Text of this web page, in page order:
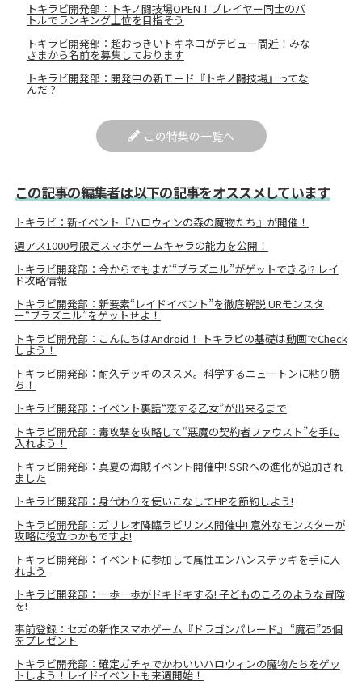
トキラビ開発部：トキノ闘技場OPEN！プレイヤー同士のバ
トルでランキング上位を目指そう
トキラビ開発部：超おっきいトキネコがデビュー間近！みな
さまから名前を募集しております
トキラビ開発部：開発中の新モード『トキノ闘技場』ってな
んだ？
この特集の一覧へ
この記事の編集者は以下の記事をオススメしています
トキラビ：新イベント『ハロウィンの森の魔物たち』が開催！
週アス1000号限定スマホゲームキャラの能力を公開！
トキラビ開発部：今からでもまだ“ブラズニル”がゲットできる!? レイ
ド攻略情報
トキラビ開発部：新要素“レイドイベント”を徹底解説 URモンスタ
ー“ブラズニル”をゲットせよ！
トキラビ開発部：こんにちはAndroid！ トキラビの基礎は動画でCheck
しよう！
トキラビ開発部：耐久デッキのススメ。科学するニュートンに粘り勝
ち！
トキラビ開発部：イベント裏話“恋する乙女”が出来るまで
トキラビ開発部：毒攻撃を攻略して“悪魔の契約者ファウスト”を手に
入れよう！
トキラビ開発部：真夏の海賊イベント開催中! SSRへの進化が追加され
ました
トキラビ開発部：身代わりを使いこなしてHPを節約しよう!
トキラビ開発部：ガリレオ降臨ラビリンス開催中! 意外なモンスターが
攻略に役立つかもですよ!
トキラビ開発部：イベントに参加して属性エンハンスデッキを手に入
れよう
トキラビ開発部：一歩一歩がドキドキする! 子どものころのような冒険
を!
事前登録：セガの新作スマホゲーム『ドラゴンパレード』 “魔石”25個
をプレゼント
トキラビ開発部：確定ガチャでかわいいハロウィンの魔物たちをゲッ
トしよう！レイドイベントも来週開始！